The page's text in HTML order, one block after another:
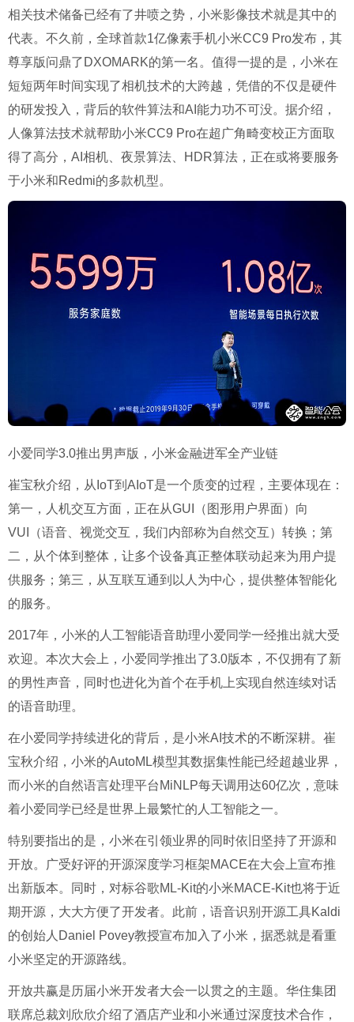
相关技术储备已经有了井喷之势，小米影像技术就是其中的
代表。不久前，全球首款1亿像素手机小米CC9 Pro发布，其
尊享版问鼎了DXOMARK的第一名。值得一提的是，小米在
短短两年时间实现了相机技术的大跨越，凭借的不仅是硬件
的研发投入，背后的软件算法和AI能力功不可没。据介绍，
人像算法技术就帮助小米CC9 Pro在超广角畸变校正方面取
得了高分，AI相机、夜景算法、HDR算法，正在或将要服务
于小米和Redmi的多款机型。
小爱同学3.0推出男声版，小米金融进军全产业链
崔宝秋介绍，从IoT到AIoT是一个质变的过程，主要体现在：
第一，人机交互方面，正在从GUI（图形用户界面）向
VUI（语音、视觉交互，我们内部称为自然交互）转换；第
二，从个体到整体，让多个设备真正整体联动起来为用户提
供服务；第三，从互联互通到以人为中心，提供整体智能化
的服务。
2017年，小米的人工智能语音助理小爱同学一经推出就大受
欢迎。本次大会上，小爱同学推出了3.0版本，不仅拥有了新
的男性声音，同时也进化为首个在手机上实现自然连续对话
的语音助理。
在小爱同学持续进化的背后，是小米AI技术的不断深耕。崔
宝秋介绍，小米的AutoML模型其数据集性能已经超越业界，
而小米的自然语言处理平台MiNLP每天调用达60亿次，意味
着小爱同学已经是世界上最繁忙的人工智能之一。
特别要指出的是，小米在引领业界的同时依旧坚持了开源和
开放。广受好评的开源深度学习框架MACE在大会上宣布推
出新版本。同时，对标谷歌ML-Kit的小米MACE-Kit也将于近
期开源，大大方便了开发者。此前，语音识别开源工具Kaldi
的创始人Daniel Povey教授宣布加入了小米，据悉就是看重
小米坚定的开源路线。
开放共赢是历届小米开发者大会一以贯之的主题。华住集团
联席总裁刘欣欣介绍了酒店产业和小米通过深度技术合作，